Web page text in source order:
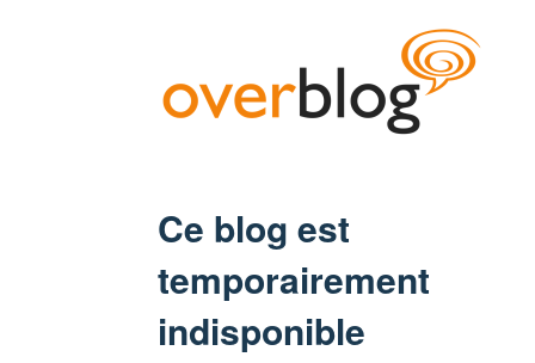
Ce blog est
temporairement
indisponible